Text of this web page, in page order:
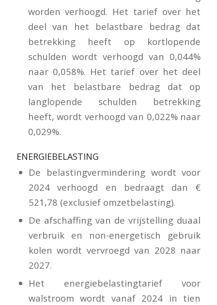
worden verhoogd. Het tarief over het
deel van het belastbare bedrag dat
betrekking heeft op kortlopende
schulden wordt verhoogd van 0,044%
naar 0,058%. Het tarief over het deel
van het belastbare bedrag dat op
langlopende schulden betrekking
heeft, wordt verhoogd van 0,022% naar
0,029%.
ENERGIEBELASTING
De belastingvermindering wordt voor
2024 verhoogd en bedraagt dan €
521,78 (exclusief omzetbelasting).
De afschaffing van de vrijstelling duaal
verbruik en non-energetisch gebruik
kolen wordt vervroegd van 2028 naar
2027.
Het energiebelastingtarief voor
walstroom wordt vanaf 2024 in tien